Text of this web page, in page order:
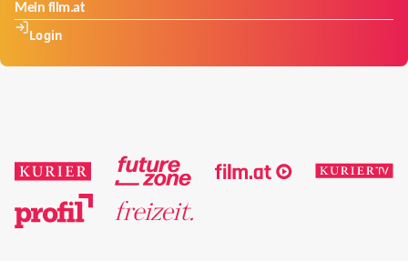
Mein film.at
Login